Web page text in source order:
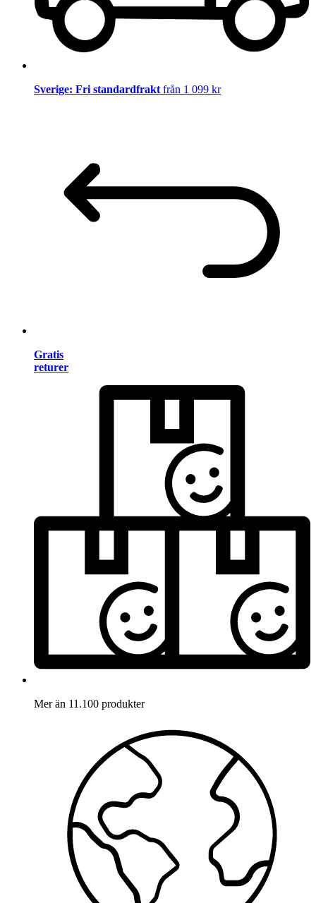
Sverige: Fri standardfrakt från 1 099 kr
Gratis
returer
Mer än 11.100 produkter